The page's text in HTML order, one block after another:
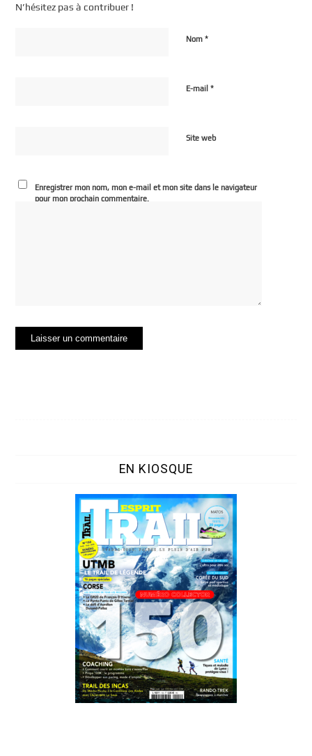
N’hésitez pas à contribuer !
Nom*
E-mail*
Site web
Enregistrer mon nom, mon e-mail et mon site dans le navigateur
pour mon prochain commentaire.
EN KIOSQUE